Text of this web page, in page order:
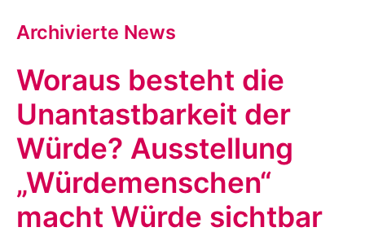
Archivierte News
Woraus besteht die
Unantastbarkeit der
Würde? Ausstellung
„Würdemenschen“
macht Würde sichtbar